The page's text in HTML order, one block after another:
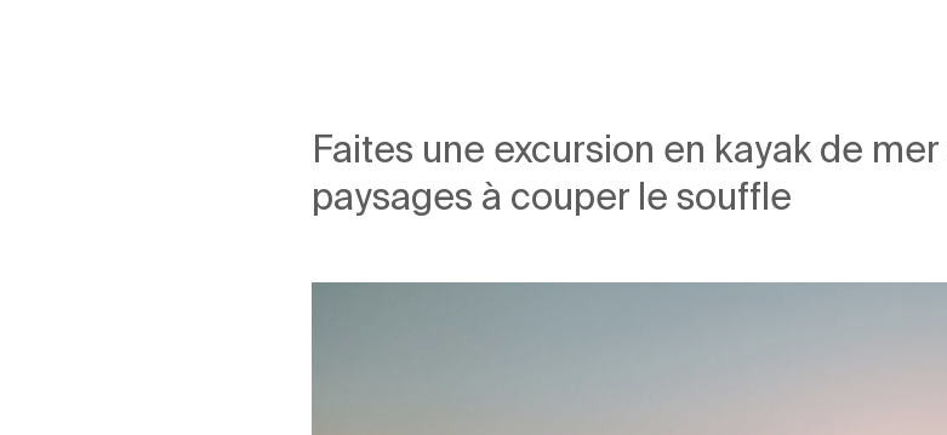
Faites une excursion en kayak de
paysages à couper le souffle